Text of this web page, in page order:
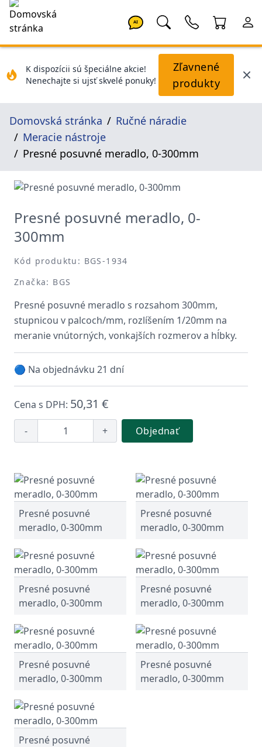
AI
K dispozícii sú špeciálne akcie!
Nenechajte si ujsť skvelé ponuky!
Zľavnené
produkty
Domovská stránka
Ručné náradie
Meracie nástroje
Presné posuvné meradlo, 0-300mm
Presné posuvné meradlo, 0-
300mm
Kód produktu: BGS-1934
Značka: BGS
Presné posuvné meradlo s rozsahom 300mm,
stupnicou v palcoch/mm, rozlíšením 1/20mm na
meranie vnútorných, vonkajších rozmerov a hĺbky.
🔵 Na objednávku 21 dní
Cena s DPH: 50,31 €
- + Objednať
Presné posuvné
meradlo, 0-300mm
Presné posuvné
meradlo, 0-300mm
Presné posuvné
meradlo, 0-300mm
Presné posuvné
meradlo, 0-300mm
Presné posuvné
meradlo, 0-300mm
Presné posuvné
meradlo, 0-300mm
Presné posuvné